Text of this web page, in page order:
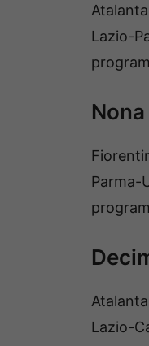
Lazio-
Parma-
Lazio-